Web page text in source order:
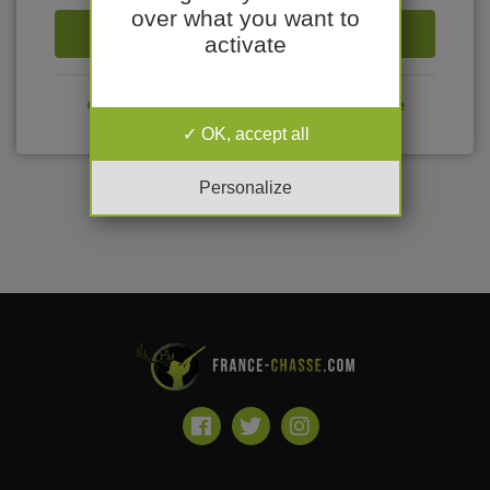
Se connecter
Créer votre compte sur France Chasse
over what you want to
activate
OK, accept all
Personalize